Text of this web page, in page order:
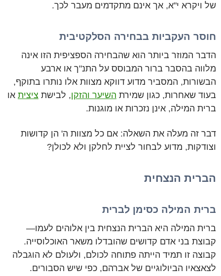
של ויקרא י"א, אך אינם מתקדמים מעבר לכך.
חוסר העקביות בבחירה הסלקטיבית
הדבר המוזר ביותר הוא שהבחירה הספציפית הזו אינה
מלווה בהסבר ברור המבוסס על התנ"ך או ארבע
הבשורות, המסביר מדוע דווקא מצוות אלו נותרו בתוקף,
בעוד שאחרות, כגון שמירת השיער והזקן, לבישת ציצית או
ברית המילה, אינן נזכרות או מוגנות.
דבר זה מעלה את השאלה: אם כל מצוות ה' הן קדושות
וצודקות, מדוע לבחור לציית לחלקן ולא לכולן?
הברית הנצחית
ברית המילה כסימן לברית
ברית המילה היא הברית הנצחית בין אלוהים לעמו—
קבוצת בני אדם קדושים שהובדלו משאר האוכלוסייה.
קבוצה זו תמיד הייתה פתוחה לכולם, ולעולם לא הוגבלה
לצאצאיו הביולוגיים של אברהם, כפי שיש הסבורים.